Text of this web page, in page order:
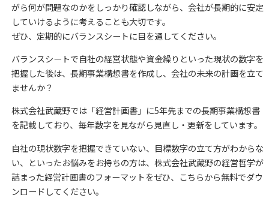
がら何が問題なのかをしっかり確認しながら、会社が長期的に安定
していけるように考えることも大切です。
ぜひ、定期的にバランスシートに目を通してください。
バランスシートで自社の経営状態や資金繰りといった現状の数字を
把握した後は、長期事業構想書を作成し、会社の未来の計画を立て
ませんか？
株式会社武蔵野では「経営計画書」に5年先までの長期事業構想書
を記載しており、毎年数字を見ながら見直し・更新をしています。
自社の現状数字を把握できていない、目標数字の立て方がわからな
い、といったお悩みをお持ちの方は、 株式会社武蔵野の経営哲学が
詰まった経営計画書のフォーマットをぜひ、こちらから無料でダウ
ンロードしてください。